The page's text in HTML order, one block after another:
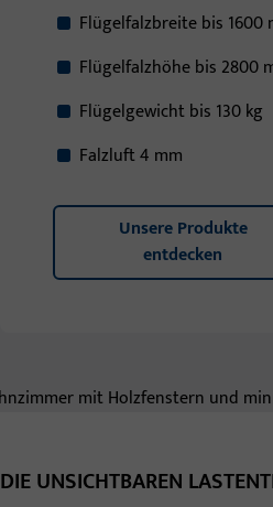
Flügelfalzbreite bis 1600
Flügelfalzhöhe bis 2800
Flügelgewicht bis 130 kg
Falzluft 4 mm
Unsere Produkte
entdecken
DIE UNSICHTBAREN